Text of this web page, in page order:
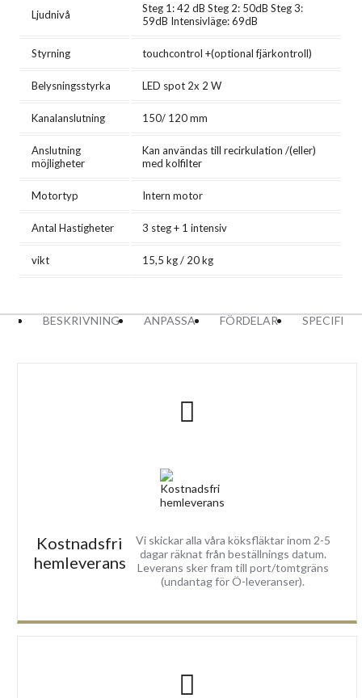
Ljudnivå
Steg 1: 42 dB Steg 2: 50dB Steg 3:
59dB Intensivläge: 69dB
Styrning touchcontrol +(optional fjärkontroll)
Belysningsstyrka LED spot 2x 2 W
Kanalanslutning 150/ 120 mm
Anslutning
möjligheter
Kan användas till recirkulation /(eller)
med kolfilter
Motortyp Intern motor
Antal Hastigheter 3 steg + 1 intensiv
vikt 15,5 kg / 20 kg
BESKRIVNING ANPASSA FÖRDELAR
Kostnadsfri
hemleverans
Vi skickar alla våra köksfläktar inom 2-5
dagar räknat från beställnings datum.
Leverans sker fram till port/tomtgräns
(undantag för Ö-leveranser).